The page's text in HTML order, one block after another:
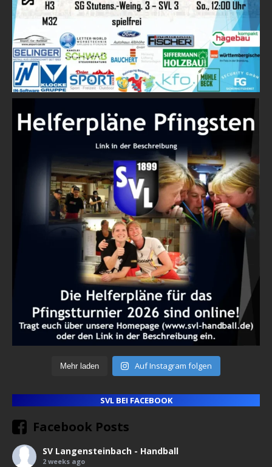
Mehr laden Auf Instagram folgen
SVL BEI FACEBOOK
Facebook Posts
SV Langensteinbach - Handball
2 weeks ago